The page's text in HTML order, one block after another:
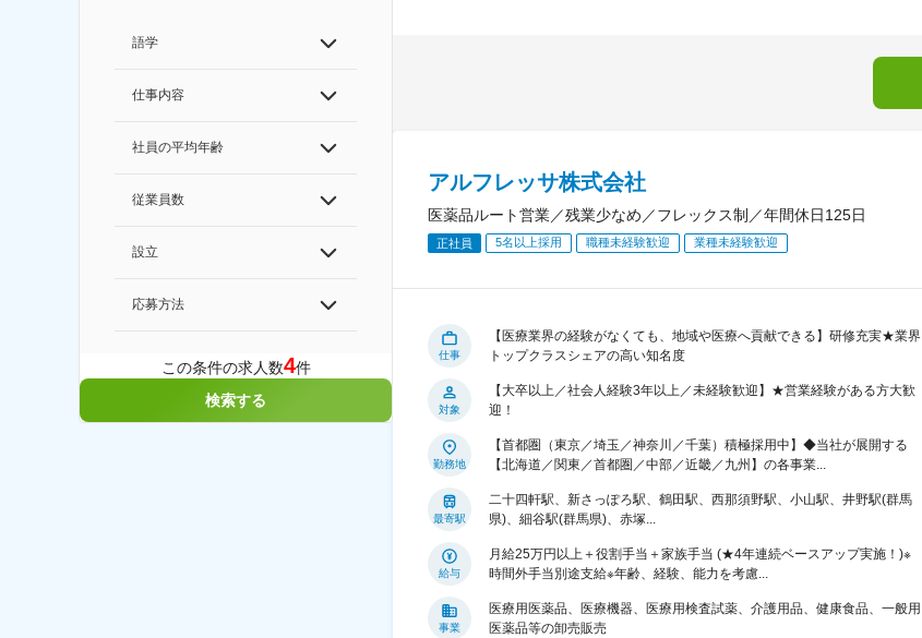
語学
仕事内容
社員の平均年齢
従業員数
設立
応募方法
この条件の求人数4件
検索する
アルフレッサ株式会社
医薬品ルート営業／残業少なめ／フレックス制／年間休日125日
正社員 5名以上採用 職種未経験歓迎 業種未経験歓迎
仕事
【医療業界の経験がなくても、地域や医療へ貢献できる】研修充実★業界
トップクラスシェアの高い知名度
対象
【大卒以上／社会人経験3年以上／未経験歓迎】★営業経験がある方大歓
迎！
勤務地
【首都圏（東京／埼玉／神奈川／千葉）積極採用中】◆当社が展開する
【北海道／関東／首都圏／中部／近畿／九州】の各事業...
最寄駅
二十四軒駅、新さっぽろ駅、鶴田駅、西那須野駅、小山駅、井野駅(群馬
県)、細谷駅(群馬県)、赤塚...
給与
月給25万円以上＋役割手当＋家族手当 (★4年連続ベースアップ実施！)※
時間外手当別途支給※年齢、経験、能力を考慮...
事業
医療用医薬品、医療機器、医療用検査試薬、介護用品、健康食品、一般用
医薬品等の卸売販売